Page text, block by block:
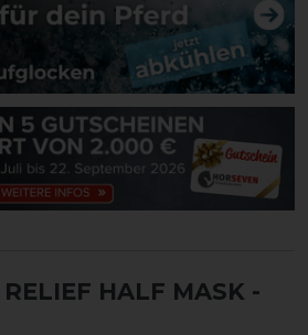
HALF MASK -